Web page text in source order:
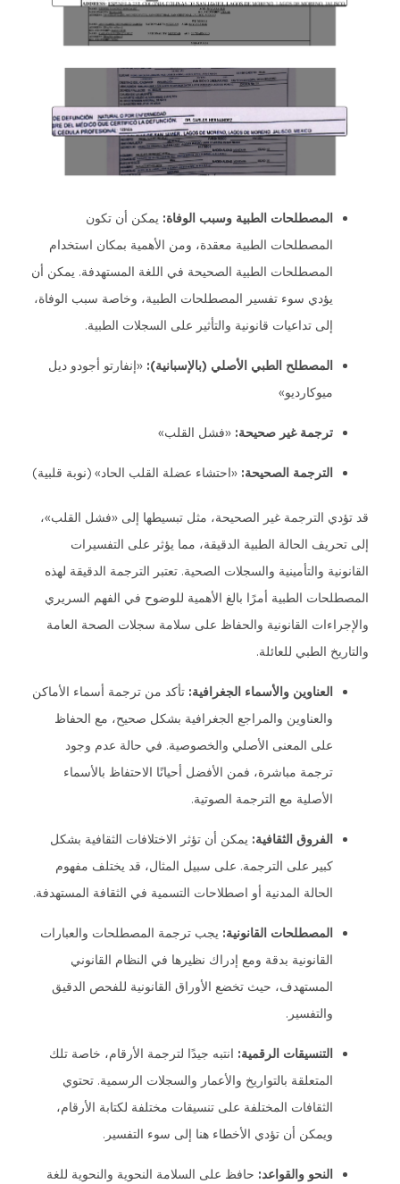
المصطلحات الطبية وسبب الوفاة: يمكن أن تكون
المصطلحات الطبية معقدة، ومن الأهمية بمكان استخدام
المصطلحات الطبية الصحيحة في اللغة المستهدفة. يمكن أن
يؤدي سوء تفسير المصطلحات الطبية، وخاصة سبب الوفاة،
إلى تداعيات قانونية والتأثير على السجلات الطبية.
المصطلح الطبي الأصلي (بالإسبانية): «إنفارتو أجودو ديل
ميوكارديو»
ترجمة غير صحيحة: «فشل القلب»
الترجمة الصحيحة: «احتشاء عضلة القلب الحاد» (نوبة قلبية)
قد تؤدي الترجمة غير الصحيحة، مثل تبسيطها إلى «فشل القلب»،
إلى تحريف الحالة الطبية الدقيقة، مما يؤثر على التفسيرات
القانونية والتأمينية والسجلات الصحية. تعتبر الترجمة الدقيقة لهذه
المصطلحات الطبية أمرًا بالغ الأهمية للوضوح في الفهم السريري
والإجراءات القانونية والحفاظ على سلامة سجلات الصحة العامة
والتاريخ الطبي للعائلة.
العناوين والأسماء الجغرافية: تأكد من ترجمة أسماء الأماكن
والعناوين والمراجع الجغرافية بشكل صحيح، مع الحفاظ
على المعنى الأصلي والخصوصية. في حالة عدم وجود
ترجمة مباشرة، فمن الأفضل أحيانًا الاحتفاظ بالأسماء
الأصلية مع الترجمة الصوتية.
الفروق الثقافية: يمكن أن تؤثر الاختلافات الثقافية بشكل
كبير على الترجمة. على سبيل المثال، قد يختلف مفهوم
الحالة المدنية أو اصطلاحات التسمية في الثقافة المستهدفة.
المصطلحات القانونية: يجب ترجمة المصطلحات والعبارات
القانونية بدقة ومع إدراك نظيرها في النظام القانوني
المستهدف، حيث تخضع الأوراق القانونية للفحص الدقيق
والتفسير.
التنسيقات الرقمية: انتبه جيدًا لترجمة الأرقام، خاصة تلك
المتعلقة بالتواريخ والأعمار والسجلات الرسمية. تحتوي
الثقافات المختلفة على تنسيقات مختلفة لكتابة الأرقام،
ويمكن أن تؤدي الأخطاء هنا إلى سوء التفسير.
النحو والقواعد: حافظ على السلامة النحوية والنحوية للغة